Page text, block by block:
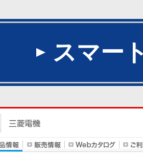
スマー